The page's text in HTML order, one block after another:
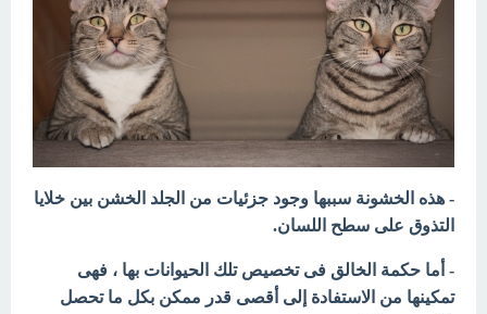
- هذه الخشونة سببها وجود جزئيات من الجلد الخشن بين خلايا
التذوق على سطح اللسان.
- أما حكمة الخالق فى تخصيص تلك الحيوانات بها ، فهى
تمكينها من الاستفادة إلى أقصى قدر ممكن بكل ما تحصل